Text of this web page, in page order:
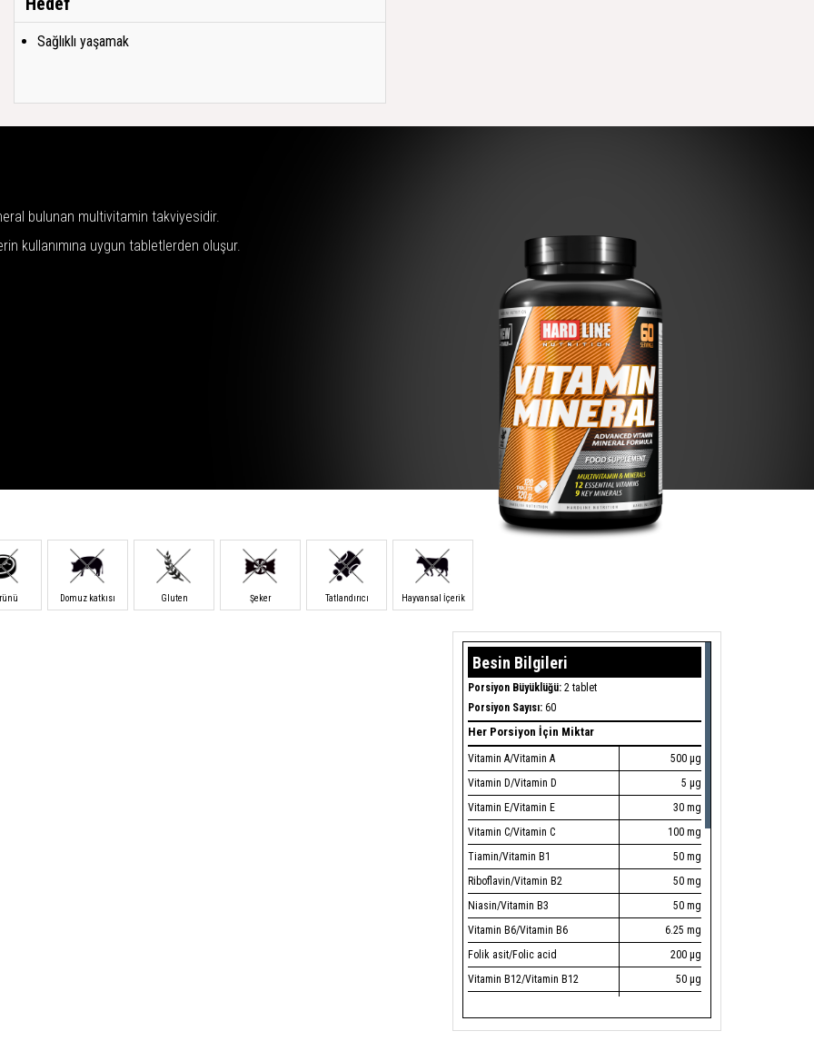
Sağlıklı yaşamak
bulunan multivitamin takviyesidir.
kullanımına uygun tabletlerden oluşur.
Domuz katkısı Gluten Şeker Tatlandırıcı Hayvansal İçerik
Besin Bilgileri
Porsiyon Büyüklüğü: 2 tablet
Porsiyon Sayısı: 60
Her Porsiyon İçin Miktar
Vitamin A/Vitamin A
500 µg
Vitamin D/Vitamin D
5 µg
Vitamin E/Vitamin E
30 mg
Vitamin C/Vitamin C
100 mg
Tiamin/Vitamin B1
50 mg
Riboflavin/Vitamin B2
50 mg
Niasin/Vitamin B3
50 mg
Vitamin B6/Vitamin B6
6.25 mg
Folik asit/Folic acid
200 µg
Vitamin B12/Vitamin B12
50 µg
Pantotenik asit/Pantothenic acid
25 mg